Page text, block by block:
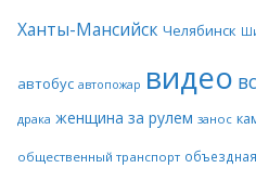
Ханты-Мансийск Челябинск
автобус автопожар видео
драка женщина за рулем занос
общественный транспорт объездная